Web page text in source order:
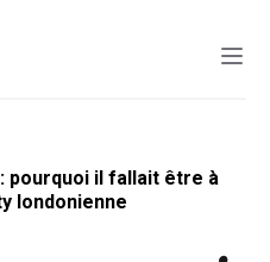
: pourquoi il fallait être à
londonienne